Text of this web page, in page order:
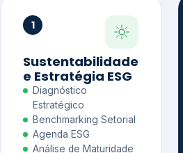
1
Sustentabilidade
e Estratégia ESG
Diagnóstico
Estratégico
Benchmarking Setorial
Agenda ESG
Análise de Maturidade